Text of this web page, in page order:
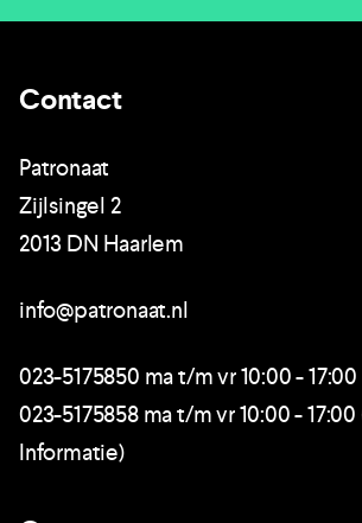
Contact
Patronaat
Zijlsingel 2
2013 DN Haarlem
info@patronaat.nl
023-5175850 ma t/m vr 10:00 -
023-5175858 ma t/m vr 10:00 -
Informatie)